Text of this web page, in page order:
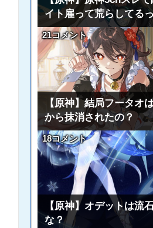
イト雇って荒らしてる
21コメント
【原神】結局フータオ
から抹消されたの？
18コメント
【原神】オデットは流
な？